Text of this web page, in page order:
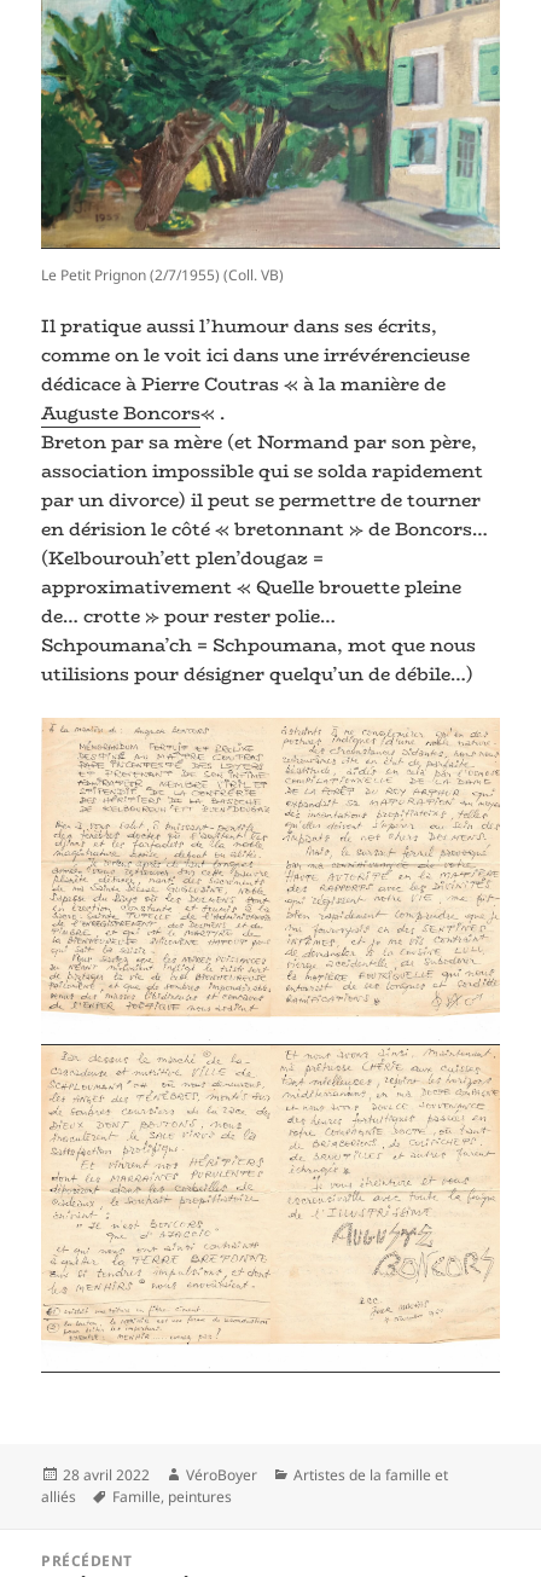
Le Petit Prignon (2/7/1955) (Coll. VB)
Il pratique aussi l’humour dans ses écrits,
comme on le voit ici dans une irrévérencieuse
dédicace à Pierre Coutras « à la manière de
Auguste Boncors« .
Breton par sa mère (et Normand par son père,
association impossible qui se solda rapidement
par un divorce) il peut se permettre de tourner
en dérision le côté « bretonnant » de Boncors…
(Kelbourouh’ett plen’dougaz =
approximativement « Quelle brouette pleine
de… crotte » pour rester polie…
Schpoumana’ch = Schpoumana, mot que nous
utilisions pour désigner quelqu’un de débile…)
Publié
le
28 avril 2022 Auteur
VéroBoyer Catégories
Artistes de la famille et
alliés
Mots-
Famille, peintures
PRÉCÉDENT